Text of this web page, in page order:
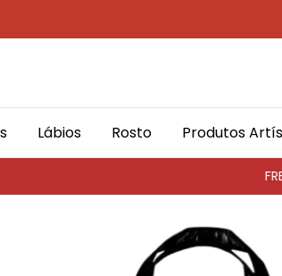
Lábios Rosto Produtos
FRETE